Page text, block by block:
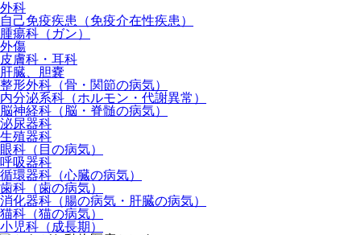
外科
自己免疫疾患（免疫介在性疾患）
腫瘍科（ガン）
外傷
皮膚科・耳科
肝臓、胆嚢
整形外科（骨・関節の病気）
内分泌系科（ホルモン・代謝異常）
脳神経科（脳・脊髄の病気）
泌尿器科
生殖器科
眼科（目の病気）
呼吸器科
循環器科（心臓の病気）
歯科（歯の病気）
消化器科（腸の病気・肝臓の病気）
猫科（猫の病気）
小児科（成長期）